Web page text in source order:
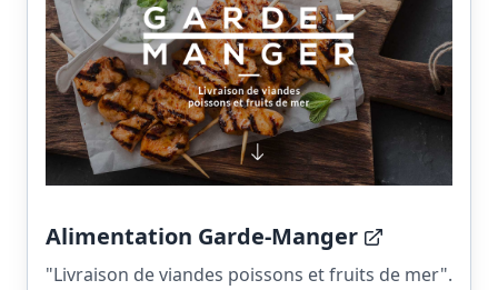
Alimentation Garde-Manger
"Livraison de viandes poissons et fruits de mer".